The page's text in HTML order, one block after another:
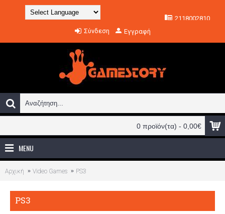
Translate
2118002810
Σύνδεση
Εγγραφή
0 προϊόν(τα) - 0,00€
MENU
Αρχική Video Games PS3
PS3